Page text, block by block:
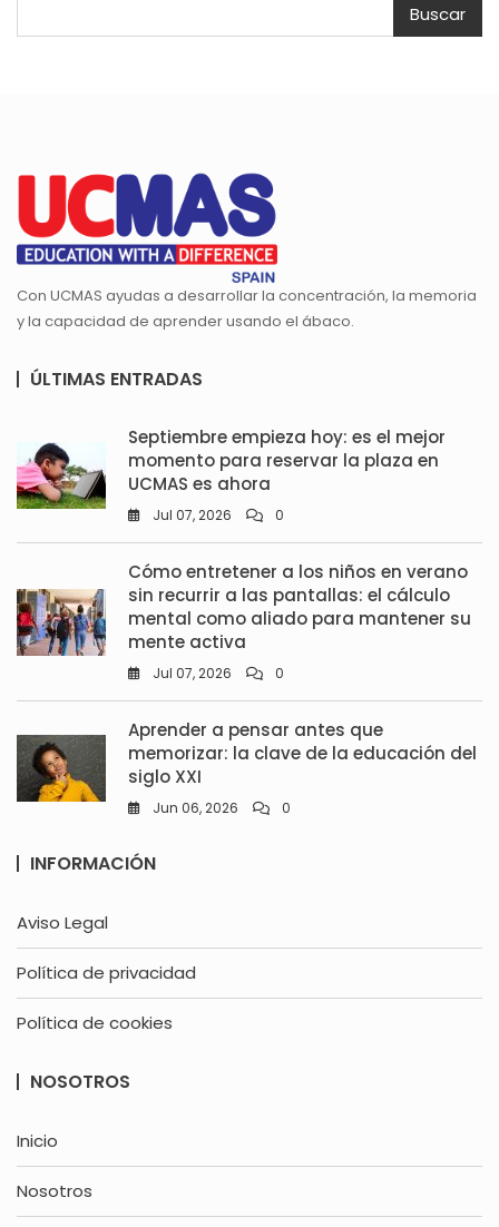
Buscar
Con UCMAS ayudas a desarrollar la concentración, la memoria
y la capacidad de aprender usando el ábaco.
ÚLTIMAS ENTRADAS
Septiembre empieza hoy: es el mejor
momento para reservar la plaza en
UCMAS es ahora
Jul 07, 2026 0
Cómo entretener a los niños en verano
sin recurrir a las pantallas: el cálculo
mental como aliado para mantener su
mente activa
Jul 07, 2026 0
Aprender a pensar antes que
memorizar: la clave de la educación del
siglo XXI
Jun 06, 2026 0
INFORMACIÓN
Aviso Legal
Política de privacidad
Política de cookies
NOSOTROS
Inicio
Nosotros